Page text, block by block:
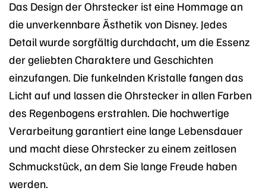
Das Design der Ohrstecker ist eine Hommage an
die unverkennbare Ästhetik von Disney. Jedes
Detail wurde sorgfältig durchdacht, um die Essenz
der geliebten Charaktere und Geschichten
einzufangen. Die funkelnden Kristalle fangen das
Licht auf und lassen die Ohrstecker in allen Farben
des Regenbogens erstrahlen. Die hochwertige
Verarbeitung garantiert eine lange Lebensdauer
und macht diese Ohrstecker zu einem zeitlosen
Schmuckstück, an dem Sie lange Freude haben
werden.